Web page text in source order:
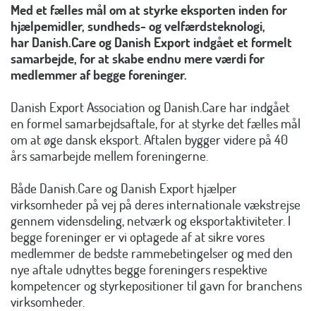
Med et fælles mål om at styrke eksporten inden for
hjælpemidler, sundheds- og velfærdsteknologi,
har Danish.Care og Danish Export indgået et formelt
samarbejde, for at skabe endnu mere værdi for
medlemmer af begge foreninger.
Danish Export Association og Danish.Care har indgået
en formel samarbejdsaftale, for at styrke det fælles mål
om at øge dansk eksport. Aftalen bygger videre på 40
års samarbejde mellem foreningerne.
Både Danish.Care og Danish Export hjælper
virksomheder på vej på deres internationale vækstrejse
gennem vidensdeling, netværk og eksportaktiviteter. I
begge foreninger er vi optagede af at sikre vores
medlemmer de bedste rammebetingelser og med den
nye aftale udnyttes begge foreningers respektive
kompetencer og styrkepositioner til gavn for branchens
virksomheder.